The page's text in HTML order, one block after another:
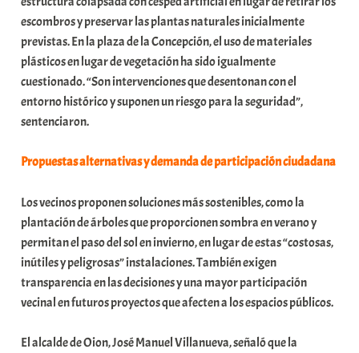
escombros y preservar las plantas naturales inicialmente
previstas. En la plaza de la Concepción, el uso de materiales
plásticos en lugar de vegetación ha sido igualmente
cuestionado. “Son intervenciones que desentonan con el
entorno histórico y suponen un riesgo para la seguridad”,
sentenciaron.
Propuestas alternativas y demanda de participación ciudadana
Los vecinos proponen soluciones más sostenibles, como la
plantación de árboles que proporcionen sombra en verano y
permitan el paso del sol en invierno, en lugar de estas “costosas,
inútiles y peligrosas” instalaciones. También exigen
transparencia en las decisiones y una mayor participación
vecinal en futuros proyectos que afecten a los espacios públicos.
El alcalde de Oion, José Manuel Villanueva, señaló que la